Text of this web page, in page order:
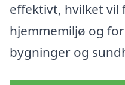
effektivt, hvilket vil
hjemmemiljø og
bygninger og